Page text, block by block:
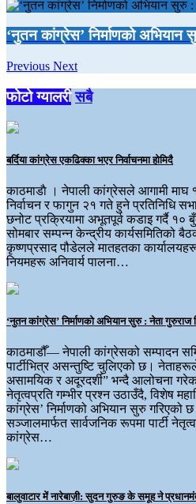
‘नुतन कांग्रेस’ निर्माणको अभियान
Previous Next
फोटो ग्यालरी सबै
बर्दिया कांग्रेस एकढिक्का भएर निर्वाचनमा होमिदै
काठमाडाै । नेपाली कांग्रेसले आगामी माघ
निर्वाचन र फागुन २१ गते हुने प्रतिनिधि
छनोट प्रक्रियामा अभूतपूर्व कडाइ गर्दै
सोमबार सम्पन्न केन्द्रीय कार्यसमितिको
कृष्णप्रसाद पौडेलले मातहतका
नियमहरू अनिवार्य पालना…
‘नुतन कांग्रेस’ निर्माणको अभियान सुरु : नेता गुरुराज
काठमाडौँ— नेपाली कांग्रेसको सम्पादन
पार्टीभित्र असन्तुष्टि चुलिएको छ।
असामयिक र अदूरदर्शी” भन्दै आलोचना
नेतृत्वप्रति गम्भीर प्रश्न उठाउँदै, विशेष
कांग्रेस’ निर्माणको अभियान सुरु गरिएको
सञ्जालमार्फत सार्वजनिक रूपमा पार्टी
कांग्रेस…
बालुवाटार में नारेबाज़ी: सुदन गुरुङ के समूह ने